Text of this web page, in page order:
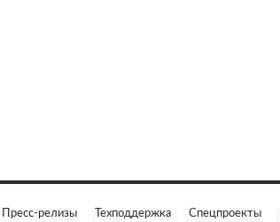
Пресс-релизы Техподдержка Спецпроекты